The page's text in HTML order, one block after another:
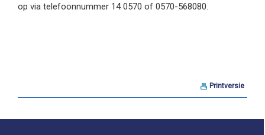
op via telefoonnummer 14 0570 of 0570-568080.
Printversie